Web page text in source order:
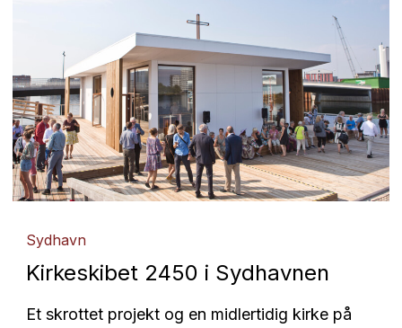
Sydhavn
Kirkeskibet 2450 i Sydhavnen
Et skrottet projekt og en midlertidig kirke på